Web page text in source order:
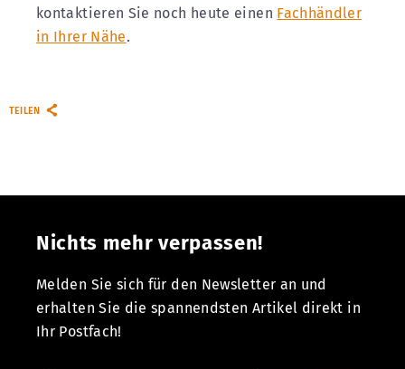
kontaktieren Sie noch heute einen Fachhändler
in Ihrer Nähe.
TEILEN
Nichts mehr verpassen!
Melden Sie sich für den Newsletter an und
erhalten Sie die spannendsten Artikel direkt in
Ihr Postfach!